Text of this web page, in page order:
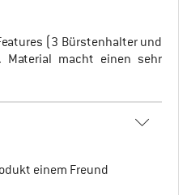
(3 Bürstenhalter und
Material macht einen sehr
einem Freund